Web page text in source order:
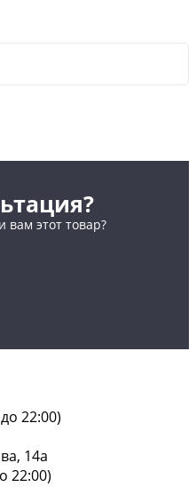
вам этот товар?
22:00)
14а
22:00)